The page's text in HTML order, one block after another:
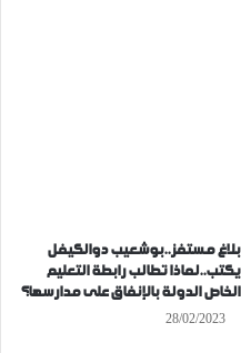
بلاغ مستفز..بوشعيب دوالكيفل
يكتب..لماذا تطالب رابطة التعليم
الخاص الدولة بالإنفاق على مدارسها؟
28/02/2023